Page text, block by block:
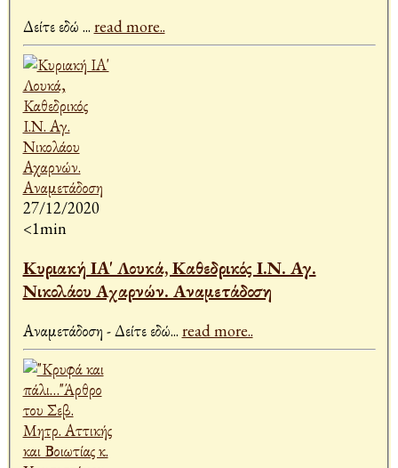
Δείτε εδώ ... read more..
27/12/2020
<1min
Κυριακή ΙA' Λουκά, Καθεδρικός Ι.Ν. Αγ.
Νικολάου Αχαρνών. Αναμετάδοση
Αναμετάδοση - Δείτε εδώ... read more..